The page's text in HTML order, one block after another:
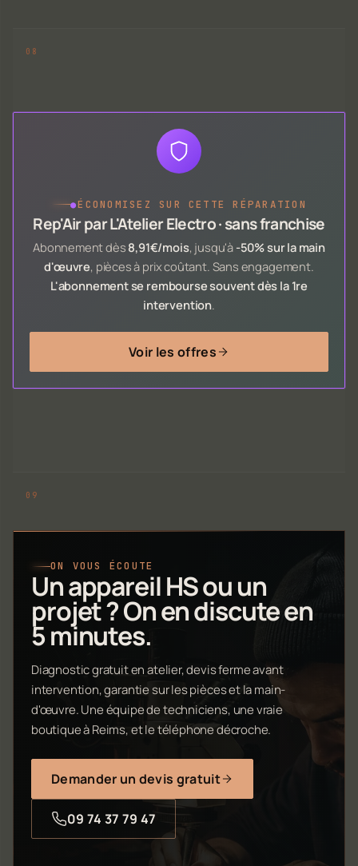
●ÉCONOMISEZ SUR CETTE RÉPARATION
Rep'Air par L'Atelier Electro · sans franchise
Abonnement dès 8,91€/mois, jusqu'à -50% sur la main
d'œuvre, pièces à prix coûtant. Sans engagement.
L'abonnement se rembourse souvent dès la 1re
intervention
Voir les offres
ON VOUS ÉCOUTE
Un appareil HS ou un
projet ? On en discute en
5 minutes.
Diagnostic gratuit en atelier, devis ferme avant
intervention, garantie sur les pièces et la main-
d'œuvre. Une équipe de techniciens, une vraie
boutique à Reims, et le téléphone décroche.
Demander un devis gratuit
09 74 37 79 47